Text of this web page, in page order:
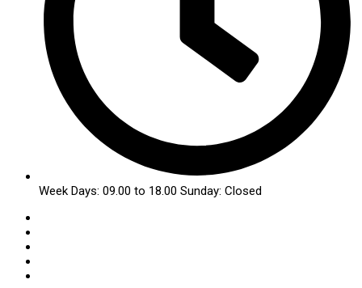
Week Days: 09.00 to 18.00 Sunday: Closed